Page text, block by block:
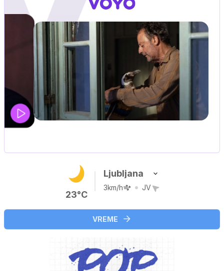
IQ 160
23°C
Ljubljana
3km/h JV
VREME